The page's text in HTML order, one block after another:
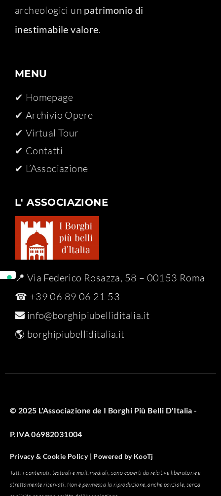
archeologici un patrimonio di
inestimabile valore.
MENU
✔ Homepage
✔ Archivio Opere​
✔ Virtual Tour
✔ Contatti
✔ L’Associazione
L' ASSOCIAZIONE
📍 Via Federico Rosazza, 58 – 00153 Roma
☎ +39 06 89 06 21 53
info@borghipiubelliditalia.it
🌎 borghipiubelliditalia.it
© 2025 L'Associazione de I Borghi Più Belli D'Italia -
P.IVA 06982031004
Privacy & Cookie Policy | Powered byKooTj
Tutti i contenuti, testuali e multimediali, sono coperti da relative liberatorie e
strettamente riservati. Non è permessa la riproduzione, anche parziale, senza